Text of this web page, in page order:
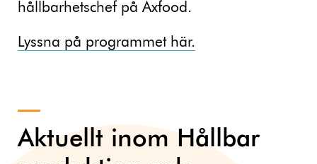
hållbarhetschef på Axfood.
Lyssna på programmet här.
Aktuellt inom Hållbar